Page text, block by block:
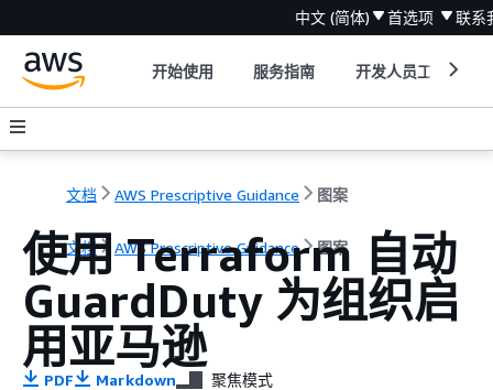
中文 (简体) 首选项 联系
开始使用 服务指南 开发人员工具
文档 AWS Prescriptive Guidance 图案
文档 AWS Prescriptive Guidance 图案
使用 Terraform 自动
GuardDuty 为组织启
用亚马逊
PDF Markdown 聚焦模式